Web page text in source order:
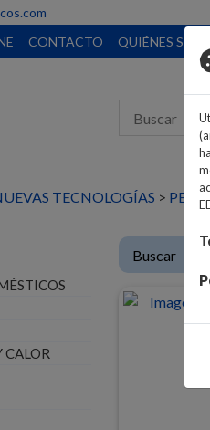
CONTACTO QUIÉNES
TECNOLOGÍAS >